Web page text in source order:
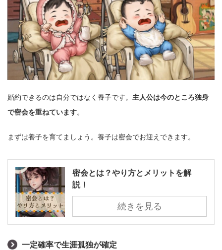
婚約できるのは自分ではなく養子です。 主人公は今のところ独身
で密会を重ねています。
まずは養子を育てましょう。養子は密会でお迎えできます。
密会とは？やり方とメリットを解
説！
続きを見る
一定確率で生涯孤独が確定